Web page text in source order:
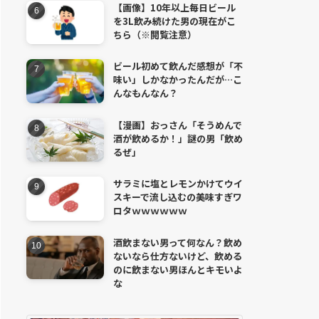
【画像】10年以上毎日ビール
を3L飲み続けた男の現在がこ
ちら（※閲覧注意）
ビール初めて飲んだ感想が「不
味い」しかなかったんだが…こ
んなもんなん？
【漫画】おっさん「そうめんで
酒が飲めるか！」謎の男「飲め
るぜ」
サラミに塩とレモンかけてウイ
スキーで流し込むの美味すぎワ
ロタｗｗｗｗｗｗ
酒飲まない男って何なん？飲め
ないなら仕方ないけど、飲める
のに飲まない男ほんとキモいよ
な